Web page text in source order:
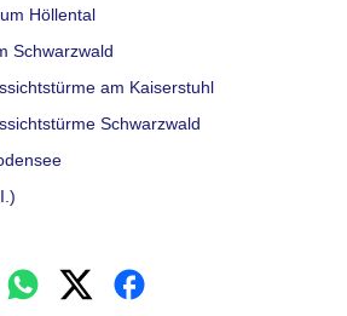
Höllental
Schwarzwald
am Kaiserstuhl
Schwarzwald